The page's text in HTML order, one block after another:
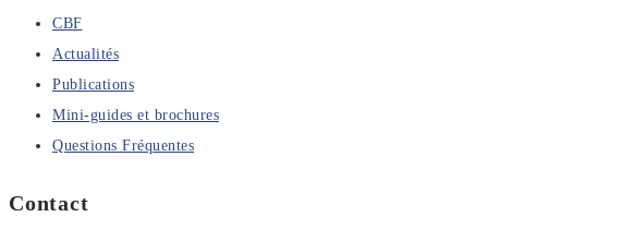
CBF
Actualités
Publications
Mini-guides et brochures
Questions Fréquentes
Contact